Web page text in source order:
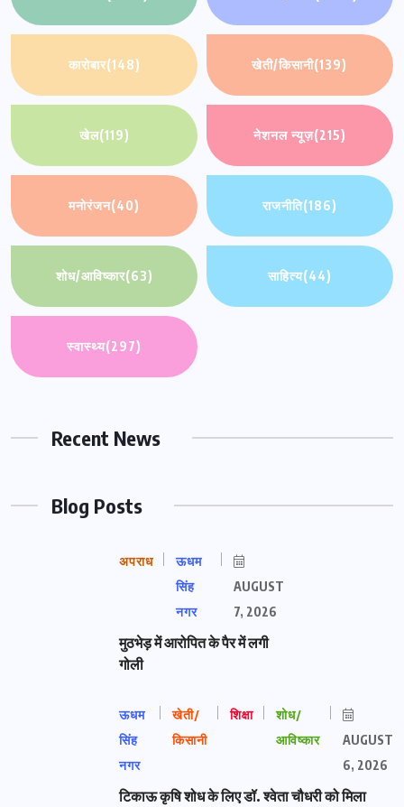
कारोबार(148) खेती/किसानी(139)
खेल(119) नेशनल न्यूज़(215)
मनोरंजन(40) राजनीति(186)
शोध/आविष्कार(63) साहित्य(44)
स्वास्थ्य(297)
Recent News
Blog Posts
अपराध
ऊधम
सिंह
नगर
AUGUST
7, 2026
मुठभेड़ में आरोपित के पैर में लगी
गोली
ऊधम
सिंह
नगर
खेती/
किसानी
शिक्षा
शोध/
आविष्कार
AUGUST
6, 2026
टिकाऊ कृषि शोध के लिए डॉ. श्वेता चौधरी को मिला